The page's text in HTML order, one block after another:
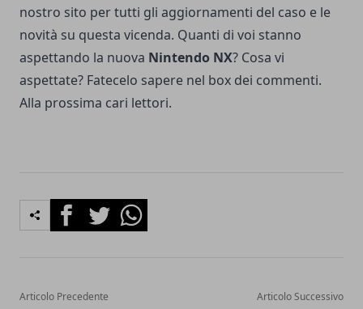
nostro sito per tutti gli aggiornamenti del caso e le
novità su questa vicenda. Quanti di voi stanno
aspettando la nuova Nintendo NX? Cosa vi
aspettate? Fatecelo sapere nel box dei commenti.
Alla prossima cari lettori.
FacebookTwitterWhatsapp
Articolo Precedente Articolo Successivo